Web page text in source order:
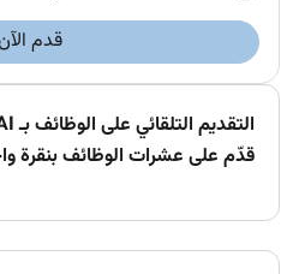
قدم
التقديم التلقائي على الوظائف بـ AI
قدّم على عشرات الوظائف بنقرة